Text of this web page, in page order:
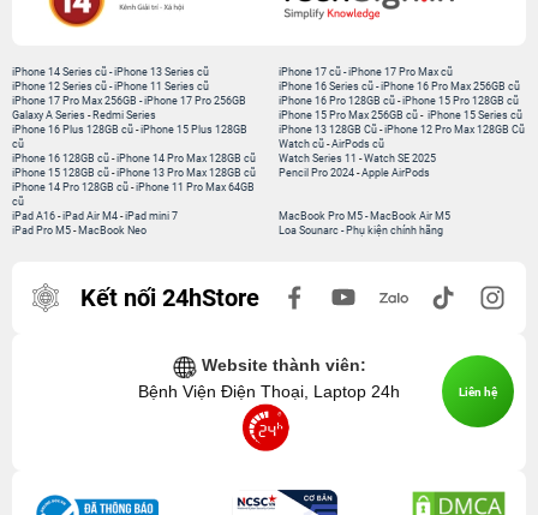
iPhone 14 Series cũ -iPhone 13 Series cũ
iPhone 12 Series cũ -iPhone 11 Series cũ
iPhone 17 Pro Max 256GB -iPhone 17 Pro 256GB
Galaxy A Series - Redmi Series
iPhone 17 cũ-iPhone 17 Pro Max cũ
iPhone 16 Series cũ- iPhone 16 Pro Max 256GB cũ
iPhone 16 Pro 128GB cũ-iPhone 15 Pro 128GB cũ
iPhone 15 Pro Max 256GB cũ- iPhone 15 Series cũ
iPhone 16 Plus 128GB cũ -iPhone 15 Plus 128GB
cũ
iPhone 16 128GB cũ -iPhone 14 Pro Max 128GB cũ
iPhone 15 128GB cũ -iPhone 13 Pro Max 128GB cũ
iPhone 14 Pro 128GB cũ -iPhone 11 Pro Max 64GB
cũ
iPhone 13 128GB Cũ-iPhone 12 Pro Max 128GB Cũ
Watch cũ-AirPods cũ
Watch Series 11 -Watch SE 2025
Pencil Pro 2024-Apple AirPods
iPad A16 -iPad Air M4 -iPad mini 7
iPad Pro M5 - MacBook Neo
MacBook Pro M5- MacBook Air M5
Loa Sounarc- Phụ kiện chính hãng
Kết nối 24hStore
Website thành viên:
Bệnh Viện Điện Thoại, Laptop 24h
Liên hệ